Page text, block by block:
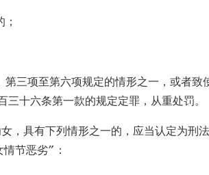
三项至第六项规定的情形之一，或者致
十六条第一款的规定定罪，从重处罚。
，具有下列情形之一的，应当认定为刑
情节恶劣” ：